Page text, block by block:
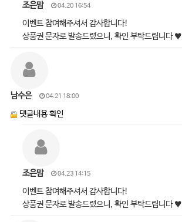
조은맘 04.20 16:54
이벤트 참여해주셔서 감사합니다!
상품권 문자로 발송드렸으니, 확인 부탁드립니다 ♥
남수은 04.21 18:00
댓글내용 확인
조은맘 04.23 14:15
이벤트 참여해주셔서 감사합니다!
상품권 문자로 발송드렸으니, 확인 부탁드립니다 ♥